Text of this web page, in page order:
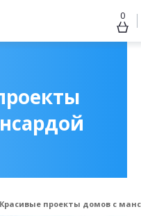
0
Красивые проекты домов с